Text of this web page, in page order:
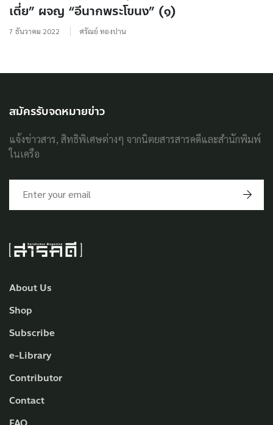
เตี่ย” ผจญ “อีนากพระโขนง” (๑)
7 ธันวาคม 2022 ศรัณย์ ทองปาน
About Us
Shop
Subscribe
e-Library
Contributor
Contact
สมัครรับจดหมายข่าว
แจ้งข่าวสาร, สิทธิพิเศษต่างๆ จากนิตยสารสารคดีและสำนักพิมพ์
ในเครือ